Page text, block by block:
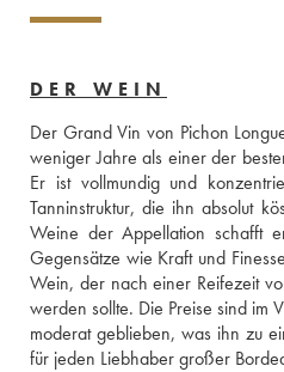
DER WEIN
Der Grand Vin von Pichon
weniger Jahre als einer der
Er ist vollmundig und
Tanninstruktur, die ihn absolut
Weine der Appellation schafft
Gegensätze wie Kraft und
Wein, der nach einer Reifezeit
werden sollte. Die Preise sind im
moderat geblieben, was ihn zu
für jeden Liebhaber großer